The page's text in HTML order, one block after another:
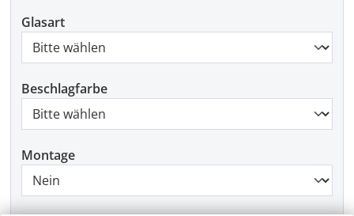
Glasart
Beschlagfarbe
Montage